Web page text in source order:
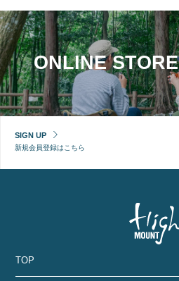
ONLINE STORE
SIGN UP
新規会員登録はこちら
TOP